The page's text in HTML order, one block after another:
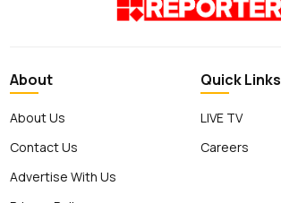
About
About Us
Contact Us
Advertise With Us
Quick Links
LIVE TV
Careers